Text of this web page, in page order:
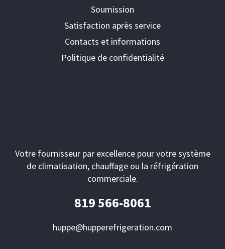
Soumission
Satisfaction après service
Contacts et informations
Politique de confidentialité
Votre fournisseur par excellence pour votre système
de climatisation, chauffage ou la réfrigération
commerciale.
819 566-8061
huppe@hupperefrigeration.com